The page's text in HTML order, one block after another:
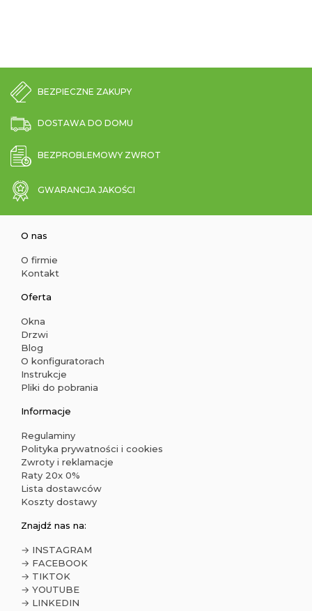
BEZPIECZNE ZAKUPY
DOSTAWA DO DOMU
BEZPROBLEMOWY ZWROT
GWARANCJA JAKOŚCI
O nas
O firmie
Kontakt
Oferta
Okna
Drzwi
Blog
O konfiguratorach
Instrukcje
Pliki do pobrania
Informacje
Regulaminy
Polityka prywatności i cookies
Zwroty i reklamacje
Raty 20x 0%
Lista dostawców
Koszty dostawy
Znajdź nas na:
→ INSTAGRAM
→ FACEBOOK
→ TIKTOK
→ YOUTUBE
→ LINKEDIN